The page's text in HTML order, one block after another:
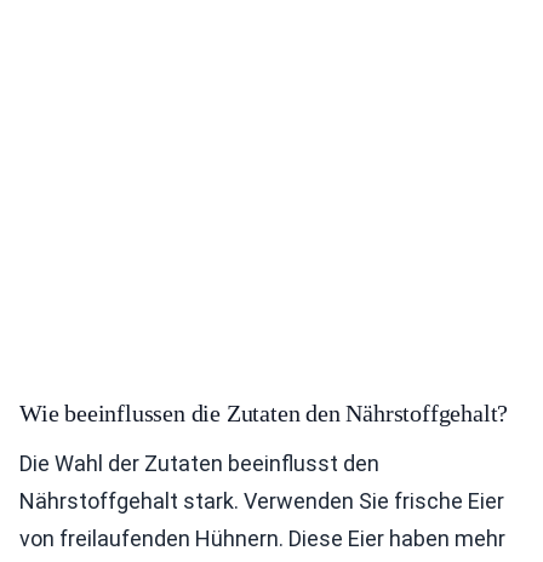
Wie beeinflussen die Zutaten den Nährstoffgehalt?
Die Wahl der Zutaten beeinflusst den
Nährstoffgehalt stark. Verwenden Sie frische Eier
von freilaufenden Hühnern. Diese Eier haben mehr